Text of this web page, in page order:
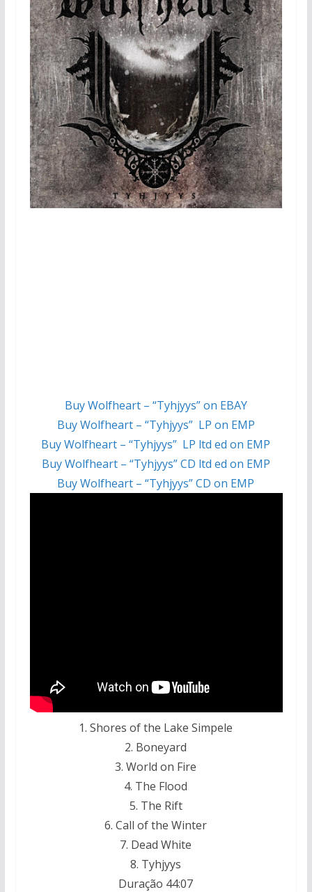
Buy Wolfheart – “Tyhjyys” on EBAY
Buy Wolfheart – “Tyhjyys” LP on EMP
Buy Wolfheart – “Tyhjyys” LP ltd ed on EMP
Buy Wolfheart – “Tyhjyys” CD ltd ed on EMP
Buy Wolfheart – “Tyhjyys” CD on EMP
1. Shores of the Lake Simpele
2. Boneyard
3. World on Fire
4. The Flood
5. The Rift
6. Call of the Winter
7. Dead White
8. Tyhjyys
Duração 44:07